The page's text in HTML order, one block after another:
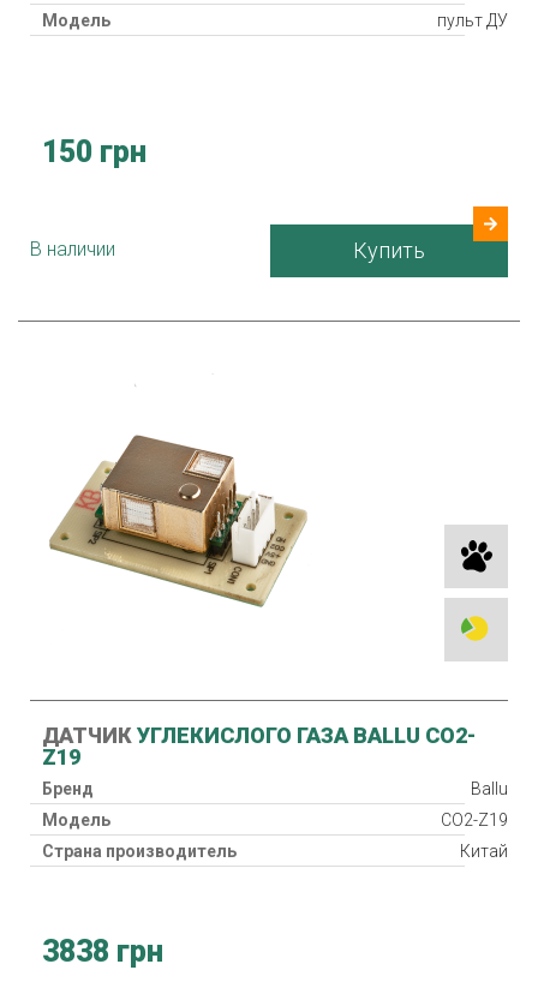
Модель
пульт ДУ
150 грн
В наличии Купить
ДАТЧИК УГЛЕКИСЛОГО ГАЗА BALLU CO2-
Z19
Бренд
Ballu
Модель
CO2-Z19
Страна производитель
Китай
3838 грн